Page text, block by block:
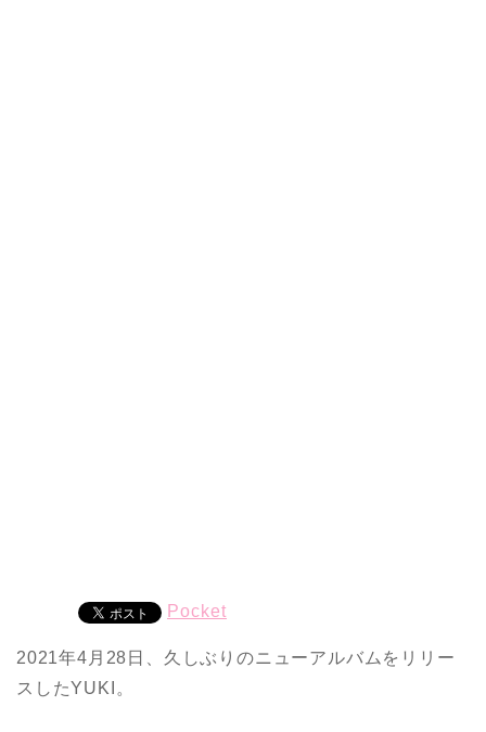
Pocket
2021年4月28日、久しぶりのニューアルバムをリリー
スしたYUKI。